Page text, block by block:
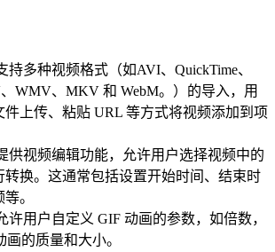
持多种视频格式（如AVI、QuickTime、
WMV、MKV 和 WebM。）的导入，用
件上传、粘贴 URL 等方式将视频添加到项
供视频编辑功能，允许用户选择视频中的
转换。这通常包括设置开始时间、结束时
。
许用户自定义 GIF 动画的参数，如倍数，
画的质量和大小。